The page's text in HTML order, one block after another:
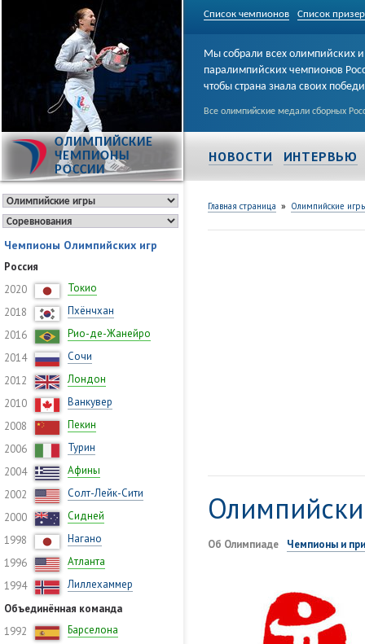
Список чемпионов Список
ОЛИМПИЙСКИЕ
ЧЕМПИОНЫ
РОССИИ
Мы собрали всех олимпийских и
паралимпийских чемпионов
чтобы страна знала своих
Все олимпийские медали сборных
НОВОСТИ ИНТЕРВЬЮ
Чемпионы Олимпийских игр
Россия
2020
Токио
2018
Пхёнчхан
2016
Рио-де-Жанейро
2014
Сочи
2012
Лондон
2010
Ванкувер
2008
Пекин
2006
Турин
2004
Афины
2002
Солт-Лейк-Сити
2000
Сидней
1998
Нагано
1996
Атланта
1994
Лиллехаммер
Объединённая команда
1992
Барселона
Главная страница » Олимпийские
Об Олимпиаде Чемпионы и